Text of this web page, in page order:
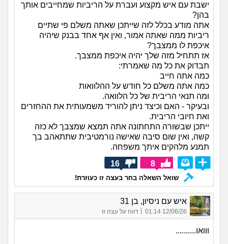
ישבת עם איש מקצוע ועברת על הריביות שמחייבים אותך
בהן?
אתה מודע בכלל לזה שייתכן שאתה משלם פי שתיים
ריביות ממה שאתה אמור, ואין אף אחד בבנק שיהיה
איכפת לו ממצבך?
אז תתחיל מזה שלך יהיה איכפת ממצבך.
תבדוק את כל מה שאמרתי:
כמה אתה חייב
כמה אתה משלם כל חודש על ההלוואות
ומה תנאי הריבית של כל הלוואה.
ובעיקר - האם וכיצד ניתן להוריד משמעותית את ההחזרים
ואת חיובי הריבית.
ייתכן שבשורה התחתונה אתה תמצא שמצבך לא כזה
קשה, ואין שום סיבה שאישה נורמטיבית שתתאהב בך
תמנע מלהקים איתך משפחה.
8
16
שואל השאלה בחר בעצה זו כעוזרת!
איש עם ניסיון, בן 31
12/06/26 01:14 דווח על עצה זו
ווואו..........